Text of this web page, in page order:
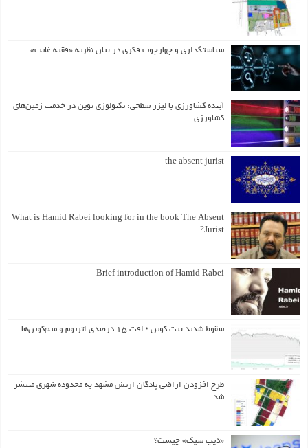
سیاستگذاری و چهارچوب فکری در بیان نظریه «فقیه غایب»
آینده کشاورزی با لیزر سطحی: تکنولوژی نوین در خدمت زمین‌های
کشاورزی
the absent jurist
What is Hamid Rabei looking for in the book The Absent
Jurist?
Brief introduction of Hamid Rabei
سقوط شدید بیت کوین ؛ افت ۱۵ درصدی اتریوم و میم‌کوین‌ها
طرح افزودن اراضی پادگان ارتش مشهد به محدوده شهری منتشر
شد
«دیپ سیک» چیست؟